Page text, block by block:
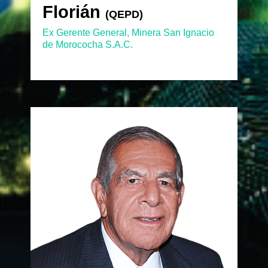
Florián (QEPD)
Ex Gerente General, Minera San Ignacio
de Morococha S.A.C.
Florián (QEPD)